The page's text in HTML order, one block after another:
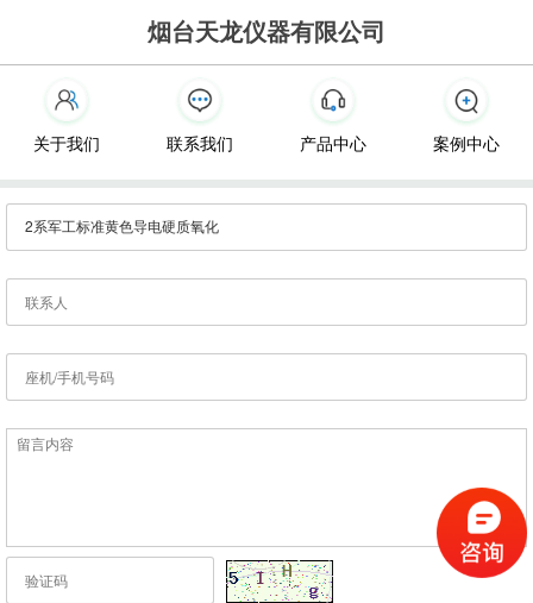
烟台天龙仪器有限公司
关于我们 联系我们 产品中心 案例中心